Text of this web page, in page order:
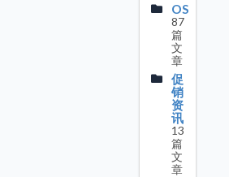
OS
87
篇
文
章
促
销
资
讯
13
篇
文
章